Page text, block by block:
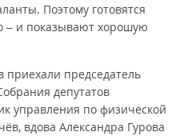
Поэтому готовятся
– и показывают хорошую
приехали председатель
депутатов
управления по физической
вдова Александра Гурова